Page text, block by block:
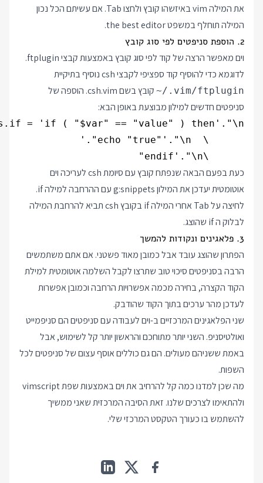
את המילה vim באיזשהו קובץ ולחצו Tab. אם עשיתם הכל נכון
המילה תוחלף במשפט the best editor.
2. הוספת סניפטים לפי סוג קובץ
וים מאפשר הרצה של קוד לפי סוג קובץ באמצעות קבצי ftplugin.
לדוגמא כדי להוסיף קוד ספציפי לקבצי csh נוסיף בתיקיית
~/.vim/ftplugin
קובץ בשם csh.vim. הוספה של
סניפטים חדשים למילון מבוצעת באופן הבא:
      \endif'."\n"
כעת בפעם הבאה שנפתח קובץ עם סיומת csh לעריכה וים
אוטומטית יעדכן את המילון g:snippets עם ההרחבה למילה if.
לחיצה על Tab אחרי המילה if בקובץ csh תביא להרחבת המילה
לבלוק ה if שהוצג.
3. פלאגינים ונקודות להמשך
הפתרון שהוצג עובד אבל כמובן מאוד פשטני. אם אתם משתמשים
הרבה בסניפטים סיכוי טוב שתרצו לקבל השלמה אוטומטית למילת
הקוד הקצרה, בחירה מכמה אפשרויות הרחבה וכמובן אפשרות
לעדכן מהר ערכים בתוך הקוד שהודבק.
שני הפלאגינים המרכזיים ב-וים לעבודה עם סניפטים הםסניפמייט
ואולטיסניפ. השני יותר מתוחכם והראשון יותר קל לשימוש, אבל
באמת ששניהם מעולים. הם גם כוללים אוסף עצום של סניפטים לכל
השפות.
מה שכן למדנו כמה קל להרחיב את וים באמצעות שפת vimscript
ולהתאימו לצרכים שלנו. זאת הסיבה המרכזית שאני ממשיך
להשתמש בו כעורך הטקסט המרכזי שלי.